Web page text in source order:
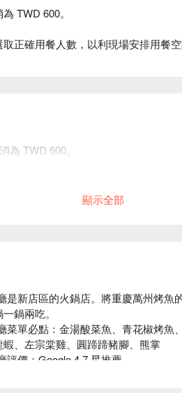
TWD 600。
正確用餐人數，以利現場安排用餐空
為 TWD 600。
顯示全部
是新店區的火鍋店。將重慶萬州烤魚
鍋兩吃。
菜單必點：金湯酸菜魚、青花椒烤魚
、左宗棠雞、圓蹄蹄豬腳、熊掌
評價：Google 4.7 星推薦